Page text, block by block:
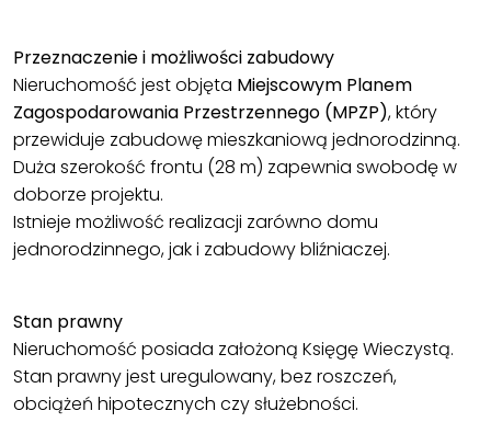
Przeznaczenie i możliwości zabudowy
Nieruchomość jest objęta Miejscowym Planem
Zagospodarowania Przestrzennego (MPZP), który
przewiduje zabudowę mieszkaniową jednorodzinną.
Duża szerokość frontu (28 m) zapewnia swobodę w
doborze projektu.
Istnieje możliwość realizacji zarówno domu
jednorodzinnego, jak i zabudowy bliźniaczej.
Stan prawny
Nieruchomość posiada założoną Księgę Wieczystą.
Stan prawny jest uregulowany, bez roszczeń,
obciążeń hipotecznych czy służebności.